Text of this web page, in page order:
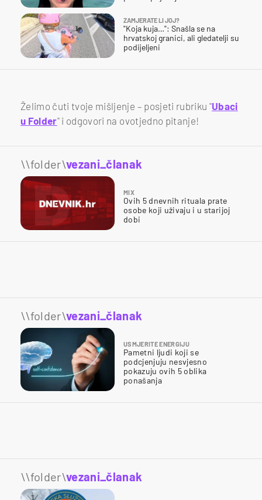
ZAMJERATE LI JOJ?
"Koja kuja…": Snašla se na
hrvatskoj granici, ali gledatelji su
podijeljeni
Želimo čuti tvoje mišljenje – posjeti rubriku "Ubaci
u Folder" i odgovori na ovotjedno pitanje!
\\folder\vezani_članak
MIX
Ovih 5 dnevnih rituala prate
osobe koji uživaju i u starijoj
dobi
\\folder\vezani_članak
USMJERITE ENERGIJU
Pametni ljudi koji se
podcjenjuju nesvjesno
pokazuju ovih 5 oblika
ponašanja
\\folder\vezani_članak